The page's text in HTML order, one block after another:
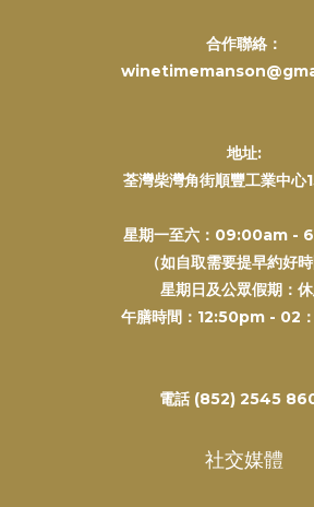
合作聯絡：
地址:
荃灣柴灣角街順豐工業中心
星期一至六：09:00am -
（如自取需要提早約好時
星期日及公眾假期：
午膳時間：12:50pm - 02
電話 (852) 2545
社交媒體